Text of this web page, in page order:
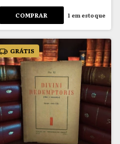
1 em estoque
GRÁTIS